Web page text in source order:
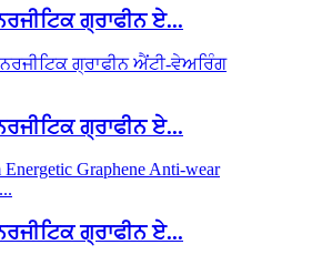
ਗ੍ਰਾਫੀਨ ਏ...
ਗ੍ਰਾਫੀਨ ਏ...
ਗ੍ਰਾਫੀਨ ਏ...